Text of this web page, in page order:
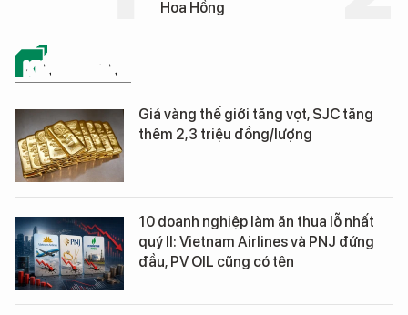
Hoa Hồng
KINH DOANH
Giá vàng thế giới tăng vọt, SJC tăng
thêm 2,3 triệu đồng/lượng
10 doanh nghiệp làm ăn thua lỗ nhất
quý II: Vietnam Airlines và PNJ đứng
đầu, PV OIL cũng có tên